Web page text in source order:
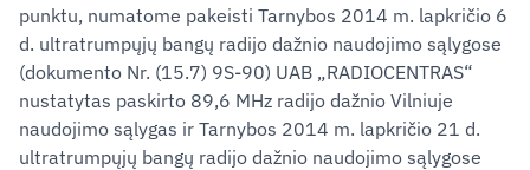
punktu, numatome pakeisti Tarnybos 2014 m. lapkričio 6
d. ultratrumpųjų bangų radijo dažnio naudojimo sąlygose
(dokumento Nr. (15.7) 9S-90) UAB „RADIOCENTRAS“
nustatytas paskirto 89,6 MHz radijo dažnio Vilniuje
naudojimo sąlygas ir Tarnybos 2014 m. lapkričio 21 d.
ultratrumpųjų bangų radijo dažnio naudojimo sąlygose